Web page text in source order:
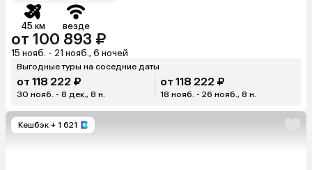
45 км везде
от 100 893 ₽
15 нояб. - 21 нояб., 6 ночей
Выгодные туры на соседние даты
от 118 222 ₽
30 нояб. - 8 дек., 8 н.
от 118 222 ₽
18 нояб. - 26 нояб., 8 н.
Кешбэк + 1 621